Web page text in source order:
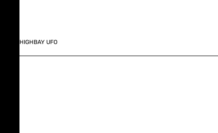
HIGHBAY UFO